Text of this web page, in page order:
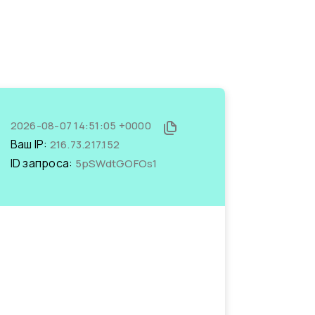
2026-08-07 14:51:05 +0000
Ваш IP: 216.73.217.152
ID запроса: 5pSWdtGOFOs1